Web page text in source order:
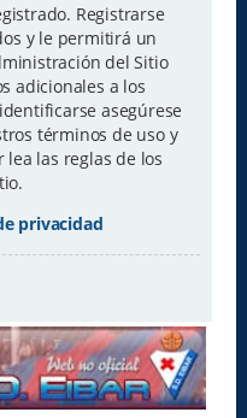
Registrarse
y le permitirá un
del Sitio
adicionales a los
asegúrese
términos de uso y
lea las reglas de los
privacidad